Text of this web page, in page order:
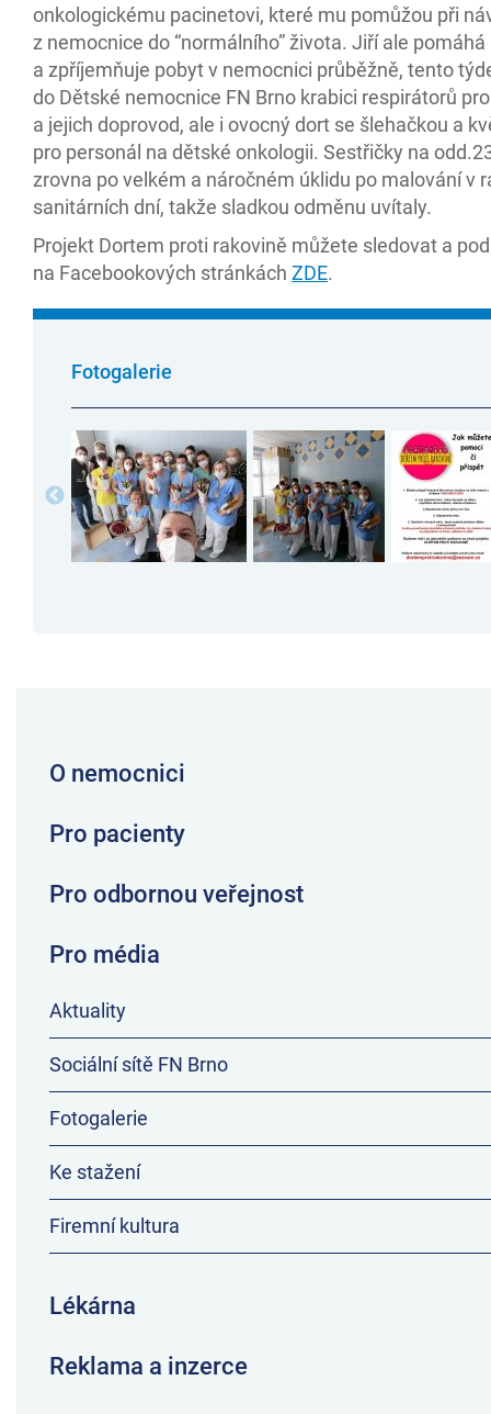
onkologickému pacinetovi, které mu pomůžou při
z nemocnice do “normálního” života. Jiří ale pomáhá
a zpříjemňuje pobyt v nemocnici průběžně, tento
do Dětské nemocnice FN Brno krabici respirátorů
a jejich doprovod, ale i ovocný dort se šlehačkou a
pro personál na dětské onkologii. Sestřičky na
zrovna po velkém a náročném úklidu po malování v
sanitárních dní, takže sladkou odměnu uvítaly.
Projekt Dortem proti rakovině můžete sledovat a
na Facebookových stránkách ZDE.
Fotogalerie
O nemocnici
Pro pacienty
Pro odbornou veřejnost
Pro média
Aktuality
Sociální sítě FN Brno
Fotogalerie
Ke stažení
Firemní kultura
Lékárna
Reklama a inzerce